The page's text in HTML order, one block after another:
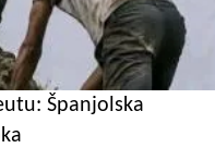
Španjolska